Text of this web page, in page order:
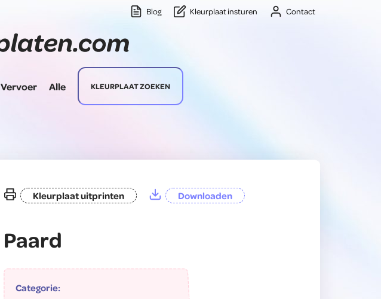
Blog Kleurplaat insturen Contact
Vervoer Alle KLEURPLAAT ZOEKEN
Kleurplaat uitprinten Downloaden
Paard
Categorie: